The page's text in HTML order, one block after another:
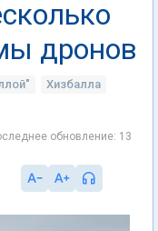
дронов
Хизбалла
обновление: 13